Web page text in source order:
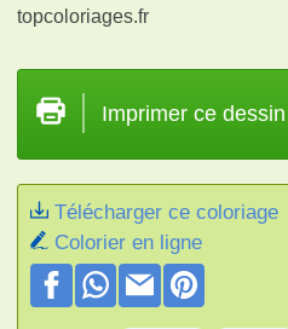
topcoloriages.fr
Imprimer ce dessin
Télécharger ce coloriage
Colorier en ligne